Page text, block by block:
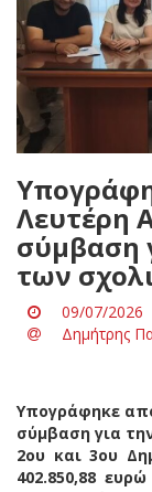
Λευτέρη
σύμβαση
των
09/07/2026
Δημήτρης
Υπογράφηκε
σύμβαση για
2ου και 3ου
402.850,88